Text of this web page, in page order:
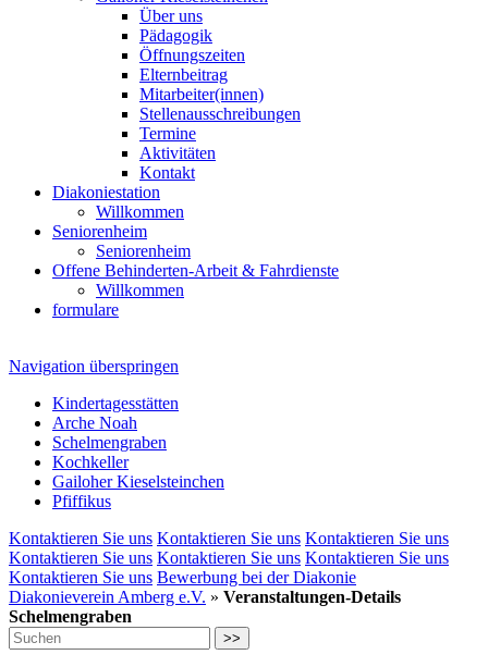
Über uns
Pädagogik
Öffnungszeiten
Elternbeitrag
Mitarbeiter(innen)
Stellenausschreibungen
Termine
Aktivitäten
Kontakt
Diakoniestation
Willkommen
Seniorenheim
Seniorenheim
Offene Behinderten-Arbeit & Fahrdienste
Willkommen
formulare
Navigation überspringen
Kindertagesstätten
Arche Noah
Schelmengraben
Kochkeller
Gailoher Kieselsteinchen
Pfiffikus
Kontaktieren Sie uns Kontaktieren Sie uns Kontaktieren Sie uns
Kontaktieren Sie uns Kontaktieren Sie uns Kontaktieren Sie uns
Kontaktieren Sie uns Bewerbung bei der Diakonie
Diakonieverein Amberg e.V. » Veranstaltungen-Details
Schelmengraben
>>